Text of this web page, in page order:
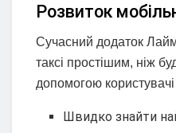
Розвиток
Сучасний додаток
таксі простішим, ніж
допомогою
Швидко знайти